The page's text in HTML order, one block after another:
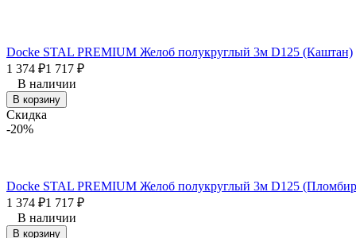
Docke STAL PREMIUM Желоб полукруглый 3м D125 (Каштан)
1 374 ₽1 717 ₽
В наличии
В корзину
Скидка
-20%
Docke STAL PREMIUM Желоб полукруглый 3м D125
1 374 ₽1 717 ₽
В наличии
В корзину